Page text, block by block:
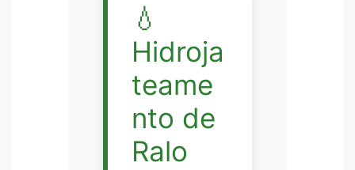
💧
Hidroja
teame
nto de
Ralo